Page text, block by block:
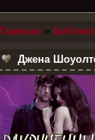
Главная »
Джена